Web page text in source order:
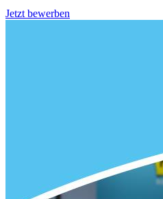
Jetzt bewerben